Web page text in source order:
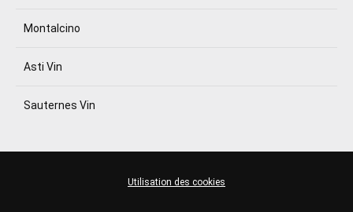
Montalcino
Asti Vin
Sauternes Vin
Utilisation des cookies